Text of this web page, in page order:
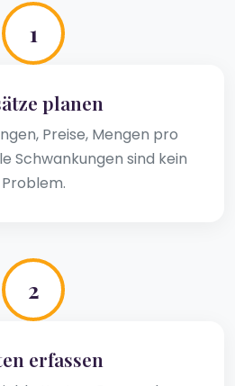
1
planen
Preise, Mengen pro
Schwankungen sind kein
Problem.
2
erfassen